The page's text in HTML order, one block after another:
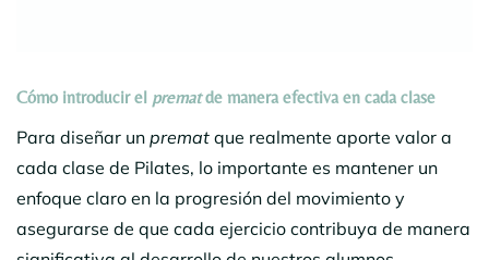
Cómo introducir el prematde manera efectiva en cada clase
Para diseñar un premat que realmente aporte valor a
cada clase de Pilates, lo importante es mantener un
enfoque claro en la progresión del movimiento y
asegurarse de que cada ejercicio contribuya de manera